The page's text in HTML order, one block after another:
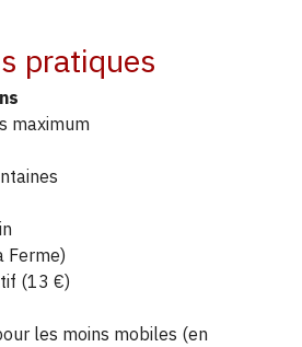
pratiques
maximum
Ferme)
(13 €)
les moins mobiles (en